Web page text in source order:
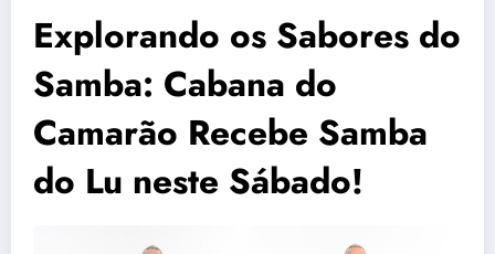
Explorando os Sabores do
Samba: Cabana do
Camarão Recebe Samba
do Lu neste Sábado!